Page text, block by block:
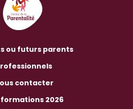
ou futurs parents
contacter
formations 2026